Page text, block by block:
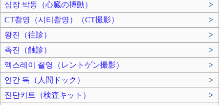
심장 박동（心臓の搏動）
>
CT촬영（시티촬영）（CT撮影）
>
왕진（往診）
>
촉진（触診）
>
엑스레이 촬영（レントゲン撮影）
>
인간 독（人間ドック）
>
진단키트（検査キット）
>